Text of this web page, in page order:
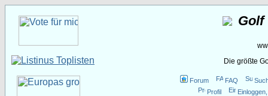
Golf
Die größte
Forum FAQ
Profil